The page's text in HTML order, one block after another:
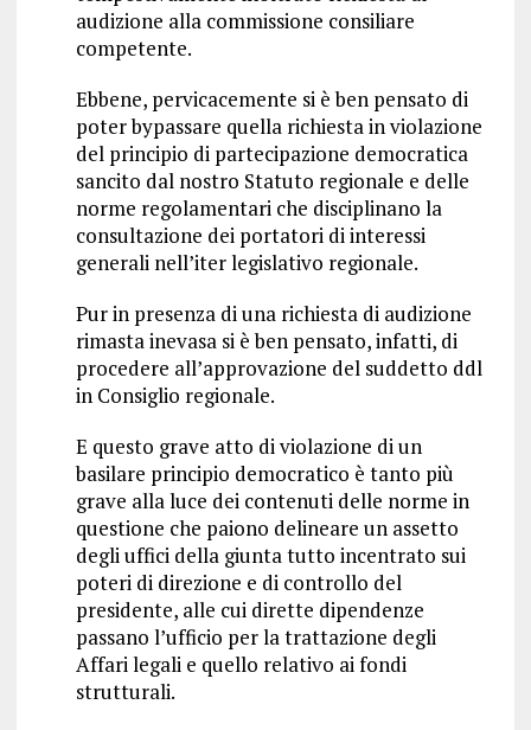
audizione alla commissione consiliare
competente.
Ebbene, pervicacemente si è ben pensato di
poter bypassare quella richiesta in violazione
del principio di partecipazione democratica
sancito dal nostro Statuto regionale e delle
norme regolamentari che disciplinano la
consultazione dei portatori di interessi
generali nell’iter legislativo regionale.
Pur in presenza di una richiesta di audizione
rimasta inevasa si è ben pensato, infatti, di
procedere all’approvazione del suddetto ddl
in Consiglio regionale.
E questo grave atto di violazione di un
basilare principio democratico è tanto più
grave alla luce dei contenuti delle norme in
questione che paiono delineare un assetto
degli uffici della giunta tutto incentrato sui
poteri di direzione e di controllo del
presidente, alle cui dirette dipendenze
passano l’ufficio per la trattazione degli
Affari legali e quello relativo ai fondi
strutturali.